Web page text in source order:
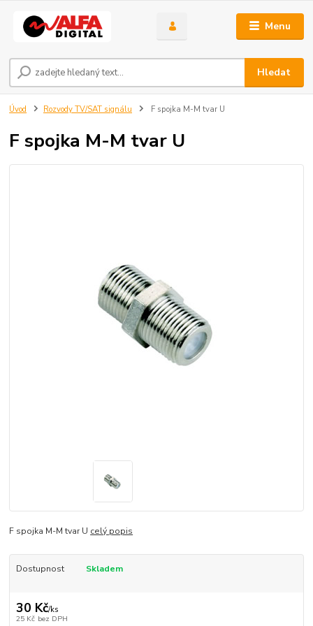
Menu
Hledat
Úvod Rozvody TV/SAT signálu F spojka M-M tvar U
F spojka M-M tvar U
F spojka M-M tvar U celý popis
Dostupnost Skladem
30 Kč/ks
25 Kč bez DPH